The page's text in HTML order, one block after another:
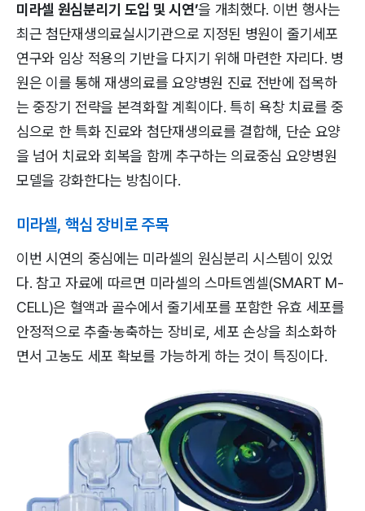
미라셀 원심분리기 도입 및 시연’을 개최했다. 이번 행사는
최근 첨단재생의료실시기관으로 지정된 병원이 줄기세포
연구와 임상 적용의 기반을 다지기 위해 마련한 자리다. 병
원은 이를 통해 재생의료를 요양병원 진료 전반에 접목하
는 중장기 전략을 본격화할 계획이다. 특히 욕창 치료를 중
심으로 한 특화 진료와 첨단재생의료를 결합해, 단순 요양
을 넘어 치료와 회복을 함께 추구하는 의료중심 요양병원
모델을 강화한다는 방침이다.
미라셀, 핵심 장비로 주목
이번 시연의 중심에는 미라셀의 원심분리 시스템이 있었
다. 참고 자료에 따르면 미라셀의 스마트엠셀(SMART M-
CELL)은 혈액과 골수에서 줄기세포를 포함한 유효 세포를
안정적으로 추출·농축하는 장비로, 세포 손상을 최소화하
면서 고농도 세포 확보를 가능하게 하는 것이 특징이다.